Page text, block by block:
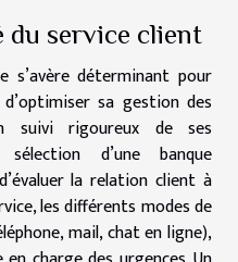
du service client
s’avère déterminant pour
sa gestion des
suivi rigoureux de ses
d’une banque
la relation client à
les différents modes de
mail, chat en ligne),